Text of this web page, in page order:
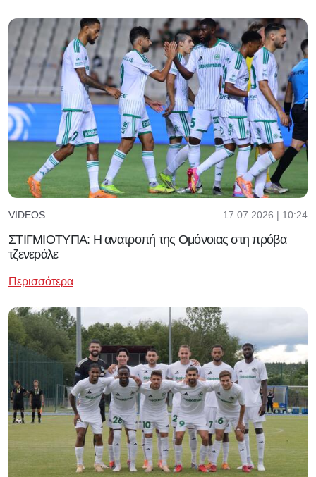
VIDEOS 17.07.2026 | 10:24
ΣΤΙΓΜΙΟΤΥΠΑ: Η ανατροπή της Ομόνοιας στη πρόβα
τζενεράλε
Περισσότερα